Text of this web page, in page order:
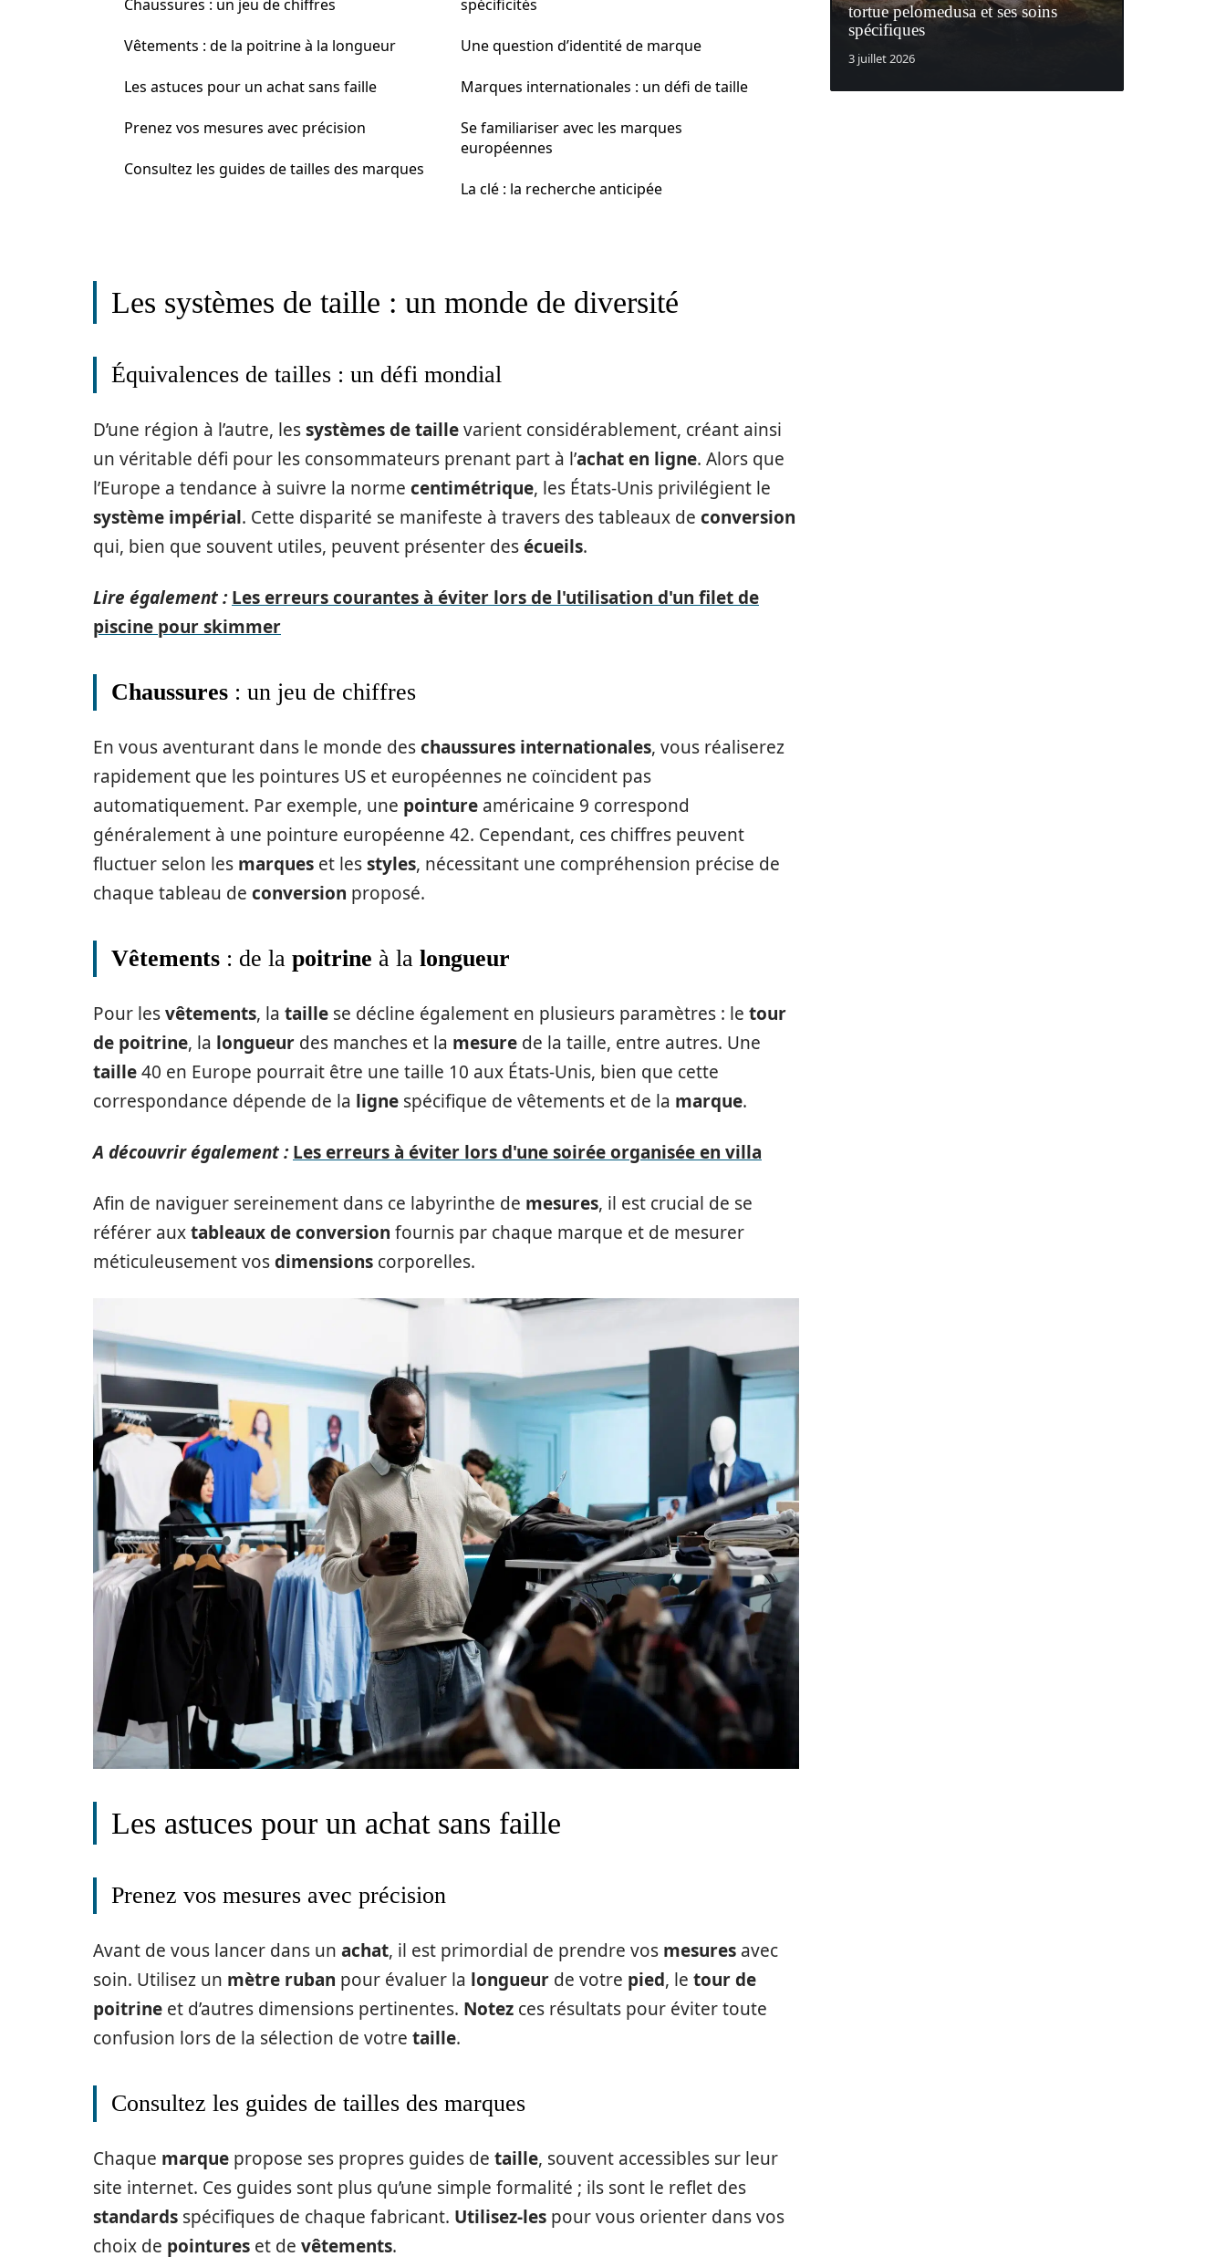
Chaussures : un jeu de chiffres
Vêtements : de la poitrine à la longueur
Les astuces pour un achat sans faille
Prenez vos mesures avec précision
Consultez les guides de tailles des marques
spécificités
Une question d’identité de marque
Marques internationales : un défi de taille
Se familiariser avec les marques
européennes
La clé : la recherche anticipée
Les systèmes de taille : un monde de diversité
Équivalences de tailles : un défi mondial
D’une région à l’autre, lessystèmes de taillevarient considérablement, créant ainsi
un véritable défi pour les consommateurs prenant part à l’achat en ligne. Alors que
l’Europe a tendance à suivre la norme centimétrique, les États-Unis privilégient le
système impérial. Cette disparité se manifeste à travers des tableaux de conversion
qui, bien que souvent utiles, peuvent présenter desécueils.
Lire également : Les erreurs courantes à éviter lors de l'utilisation d'un filet de
piscine pour skimmer
Chaussures : un jeu de chiffres
En vous aventurant dans le monde deschaussures internationales, vous réaliserez
rapidement que les pointures US et européennes ne coïncident pas
automatiquement. Par exemple, une pointure américaine 9 correspond
généralement à une pointure européenne 42. Cependant, ces chiffres peuvent
fluctuer selon les marques et lesstyles, nécessitant une compréhension précise de
chaque tableau de conversion proposé.
Vêtements : de la poitrine à la longueur
Pour lesvêtements, la taille se décline également en plusieurs paramètres : le tour
de poitrine, la longueur des manches et la mesure de la taille, entre autres. Une
taille40 en Europe pourrait être une taille 10 aux États-Unis, bien que cette
correspondance dépende de la ligne spécifique de vêtements et de la marque.
A découvrir également : Les erreurs à éviter lors d'une soirée organisée en villa
Afin de naviguer sereinement dans ce labyrinthe de mesures, il est crucial de se
référer auxtableaux de conversion fournis par chaque marque et de mesurer
méticuleusement vosdimensions corporelles.
Les astuces pour un achat sans faille
Prenez vos mesures avec précision
Avant de vous lancer dans un achat, il est primordial de prendre vos mesures avec
soin. Utilisez un mètre ruban pour évaluer la longueur de votre pied, le tour de
poitrine et d’autres dimensions pertinentes. Notez ces résultats pour éviter toute
confusion lors de la sélection de votre taille.
Consultez les guides de tailles des marques
Chaque marque propose ses propres guides de taille, souvent accessibles sur leur
site internet. Ces guides sont plus qu’une simple formalité ; ils sont le reflet des
standards spécifiques de chaque fabricant. Utilisez-les pour vous orienter dans vos
choix de pointures et de vêtements.
tortue pelomedusa et ses soins
spécifiques
3 juillet 2026